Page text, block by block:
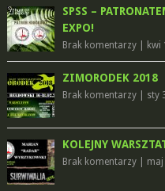
SPSS –
EXPO!
Brak komentarzy| kwi
ZIMORODEK 2018
Brak komentarzy| sty
KOLEJNY
Brak komentarzy| maj